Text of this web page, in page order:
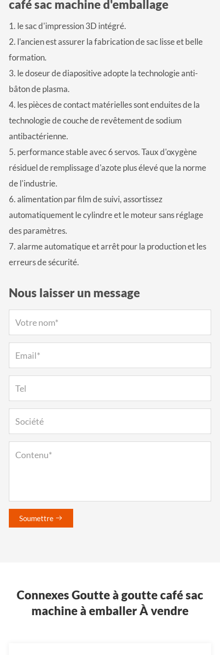
café sac machine d'emballage
1. le sac d'impression 3D intégré.
2. l'ancien est assurer la fabrication de sac lisse et belle
formation.
3. le doseur de diapositive adopte la technologie anti-
bâton de plasma.
4. les pièces de contact matérielles sont enduites de la
technologie de couche de revêtement de sodium
antibactérienne.
5. performance stable avec 6 servos. Taux d'oxygène
résiduel de remplissage d'azote plus élevé que la norme
de l'industrie.
6. alimentation par film de suivi, assortissez
automatiquement le cylindre et le moteur sans réglage
des paramètres.
7. alarme automatique et arrêt pour la production et les
erreurs de sécurité.
Nous laisser un message
Soumettre 
Connexes Goutte à goutte café sac
machine à emballer À vendre